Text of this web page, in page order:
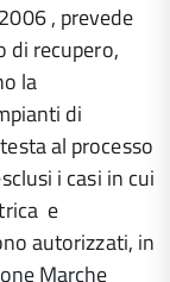
, prevede
di recupero,
la
di
al processo
i casi in cui
e
autorizzati, in
Marche